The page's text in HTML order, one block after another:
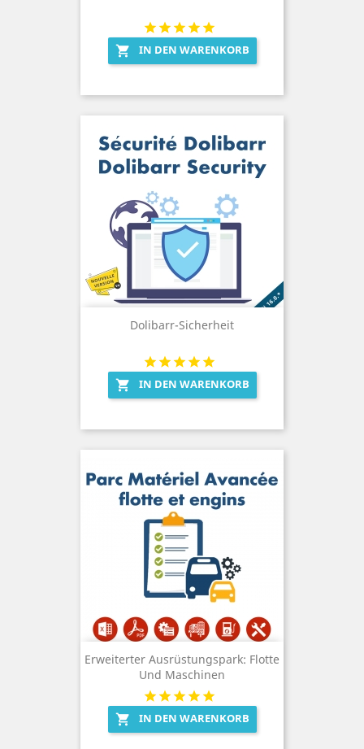
 IN DEN WARENKORB
Dolibarr-Sicherheit
 IN DEN WARENKORB
Erweiterter Ausrüstungspark: Flotte
Und Maschinen
 IN DEN WARENKORB